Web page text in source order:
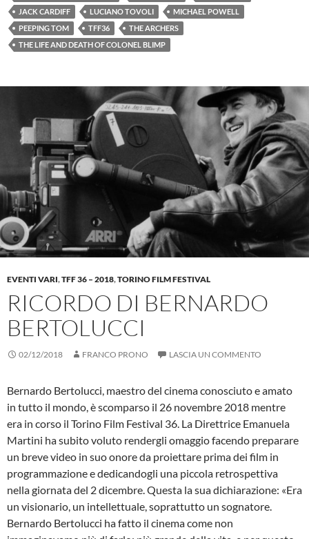
JACK CARDIFF
LUCIANO TOVOLI
MICHAEL POWELL
PEEPING TOM
TFF36
THE ARCHERS
THE LIFE AND DEATH OF COLONEL BLIMP
EVENTI VARI,TFF 36 – 2018,TORINO FILM FESTIVAL
RICORDO DI BERNARDO
BERTOLUCCI
02/12/2018 FRANCO PRONO LASCIA UN COMMENTO
Bernardo Bertolucci, maestro del cinema conosciuto e amato
in tutto il mondo, è scomparso il 26 novembre 2018 mentre
era in corso il Torino Film Festival 36. La Direttrice Emanuela
Martini ha subito voluto rendergli omaggio facendo preparare
un breve video in suo onore da proiettare prima dei film in
programmazione e dedicandogli una piccola retrospettiva
nella giornata del 2 dicembre. Questa la sua dichiarazione: «Era
un visionario, un intellettuale, soprattutto un sognatore.
Bernardo Bertolucci ha fatto il cinema come non